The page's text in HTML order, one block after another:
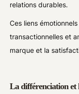
relations durables.
Ces liens
transactionnelles et
marque et la
La différenciation et